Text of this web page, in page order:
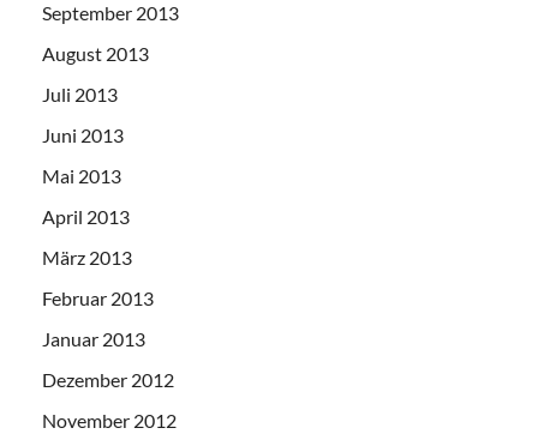
September 2013
August 2013
Juli 2013
Juni 2013
Mai 2013
April 2013
März 2013
Februar 2013
Januar 2013
Dezember 2012
November 2012